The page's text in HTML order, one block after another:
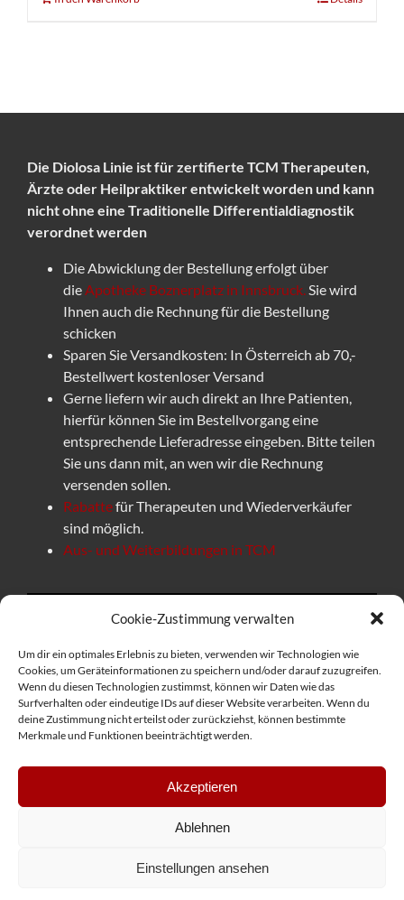
Cookie-Zustimmung verwalten
Um dir ein optimales Erlebnis zu bieten, verwenden wir Technologien wie
Cookies, um Geräteinformationen zu speichern und/oder darauf zuzugreifen.
Wenn du diesen Technologien zustimmst, können wir Daten wie das
Surfverhalten oder eindeutige IDs auf dieser Website verarbeiten. Wenn du
deine Zustimmung nicht erteilst oder zurückziehst, können bestimmte
Merkmale und Funktionen beeinträchtigt werden.
Akzeptieren
Ablehnen
Einstellungen ansehen
Die Diolosa Linie ist für zertifierte TCM Therapeuten,
Ärzte oder Heilpraktiker entwickelt worden und kann
nicht ohne eine Traditionelle Differentialdiagnostik
verordnet werden
Die Abwicklung der Bestellung erfolgt über
dieApotheke Boznerplatz in Innsbruck.Sie wird
Ihnen auch die Rechnung für die Bestellung
schicken
Sparen Sie Versandkosten: In Österreich ab 70,-
Bestellwert kostenloser Versand
Gerne liefern wir auch direkt an Ihre Patienten,
hierfür können Sie im Bestellvorgang eine
entsprechende Lieferadresse eingeben. Bitte teilen
Sie uns dann mit, an wen wir die Rechnung
versenden sollen.
Rabattefür Therapeuten und Wiederverkäufer
sind möglich.
Aus- und Weiterbildungen in TCM
©2025 Diolosa-Linie |Impressum |Datenschutz